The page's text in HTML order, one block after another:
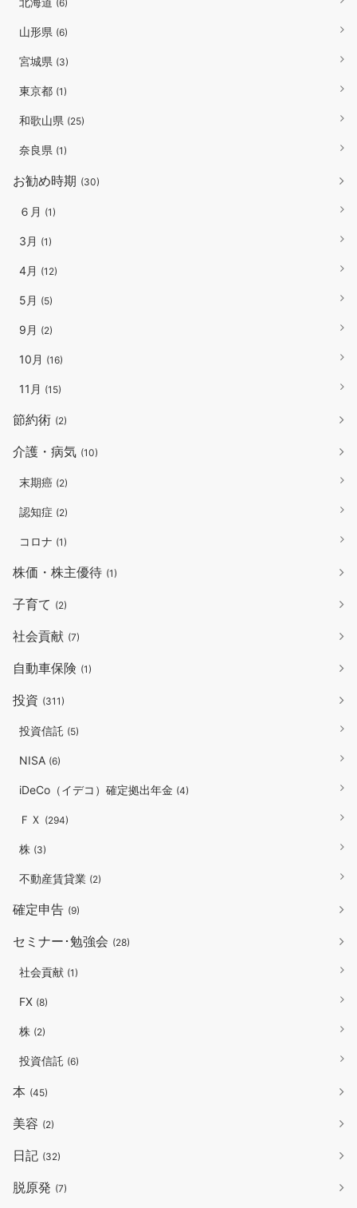
(6)
山形県 (6)
宮城県 (3)
東京都 (1)
和歌山県 (25)
奈良県 (1)
お勧め時期 (30)
６月 (1)
3月 (1)
4月 (12)
5月 (5)
9月 (2)
10月 (16)
11月 (15)
節約術 (2)
介護・病気 (10)
末期癌 (2)
認知症 (2)
コロナ (1)
株価・株主優待 (1)
子育て (2)
社会貢献 (7)
自動車保険 (1)
投資 (311)
投資信託 (5)
NISA (6)
iDeCo（イデコ）確定拠出年金 (4)
ＦＸ (294)
株 (3)
不動産賃貸業 (2)
確定申告 (9)
セミナー･勉強会 (28)
社会貢献 (1)
FX (8)
株 (2)
投資信託 (6)
本 (45)
美容 (2)
日記 (32)
脱原発 (7)